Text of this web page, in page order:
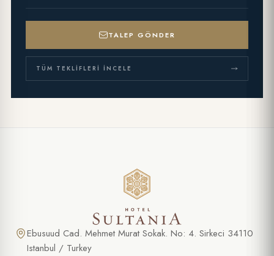
TALEP GÖNDER
TÜM TEKLIFLERI İNCELE
Ebusuud Cad. Mehmet Murat Sokak. No: 4. Sirkeci 34110
Istanbul / Turkey